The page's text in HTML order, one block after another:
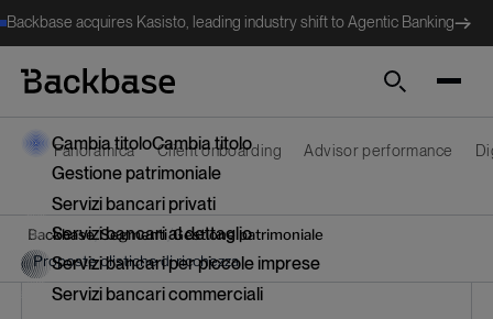
Backbase acquires Kasisto, leading industry shift to Agentic Banking
Cerca
Cambia titoloCambia titolo
Gestione patrimoniale
Servizi bancari privati
Servizi bancari al dettaglio
Servizi bancari per piccole imprese
Servizi bancari commerciali
Panoramica Client onboarding Advisor performance
Backbase/Segmenti/Gestione patrimoniale
/Proposte olistiche di ricchezza